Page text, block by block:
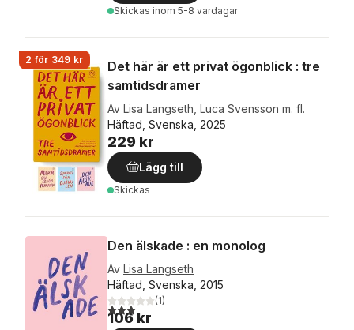
Skickas inom 5-8 vardagar
2 för 349 kr
Det här är ett privat ögonblick : tre
samtidsdramer
Av Lisa Langseth Luca Svensson m. fl.
Häftad, Svenska, 2025
229 kr
Lägg till
Skickas
Den älskade : en monolog
Av Lisa Langseth
Häftad, Svenska, 2015
3,0utav 5 stjärnor. Totalt antal röster:
(1)
106 kr